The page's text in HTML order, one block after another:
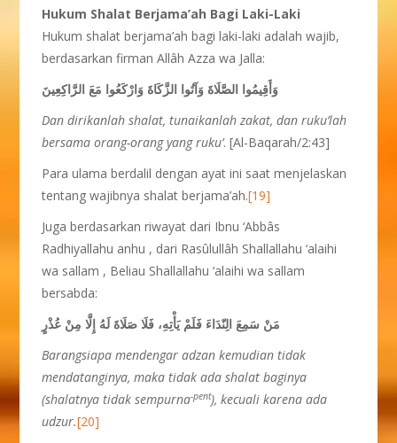
Hukum Shalat Berjama’ah Bagi Laki-Laki
Hukum shalat berjama’ah bagi laki-laki adalah wajib,
berdasarkan firman Allâh Azza wa Jalla:
وَأَقِيمُوا الصَّلَاةَ وَآتُوا الزَّكَاةَ وَارْكَعُوا مَعَ الرَّاكِعِينَ
Dan dirikanlah shalat, tunaikanlah zakat, dan ruku’lah
bersama orang-orang yang ruku’. [Al-Baqarah/2:43]
Para ulama berdalil dengan ayat ini saat menjelaskan
tentang wajibnya shalat berjama’ah.[19]
Juga berdasarkan riwayat dari Ibnu ‘Abbâs
Radhiyallahu anhu , dari Rasûlullâh Shallallahu ‘alaihi
wa sallam , Beliau Shallallahu ‘alaihi wa sallam
bersabda:
مَنْ سَمِعَ الِنّدَاءَ فَلَمْ يَأْتِهِ، فَلَا صَلَاةَ لَهُ إِلَّا مِنْ عُذْرٍ
Barangsiapa mendengar adzan kemudian tidak
mendatanginya, maka tidak ada shalat baginya
(shalatnya tidak sempurna-pent), kecuali karena ada
udzur.[20]